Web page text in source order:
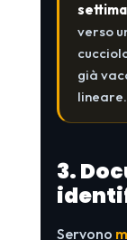
verso
già
lineare.
3.
Servono